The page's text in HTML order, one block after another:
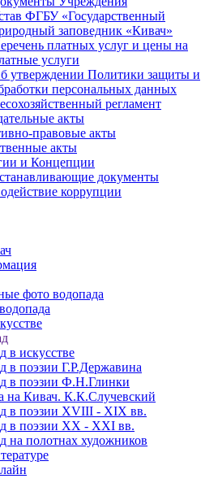
ФГБУ «Государственный
заповедник «Кивач»
платных услуг и цены на
услуги
утверждении Политики защиты и
персональных данных
регламент
акты
правовые акты
акты
и Концепции
документы
коррупции
фото водопада
в искусстве
в поэзии Г.Р.Державина
в поэзии Ф.Н.Глинки
на Кивач. К.К.Случевский
в поэзии XVIII - XIX вв.
в поэзии XX - XXI вв.
на полотнах художников